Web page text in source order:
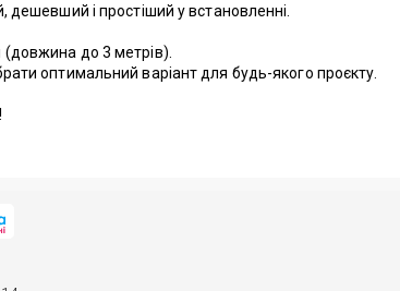
і простіший у встановленні.
до 3 метрів).
оптимальний варіант для будь-якого проєкту.